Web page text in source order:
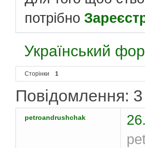
потрібно
Український
Сторінки 1
Повідомлення: 3
petroandrushchak